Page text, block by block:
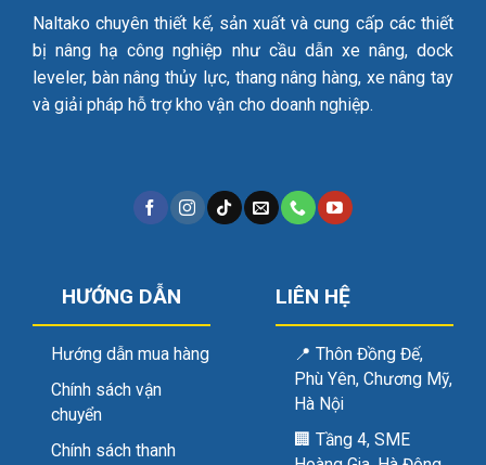
Naltako chuyên thiết kế, sản xuất và cung cấp các thiết
bị nâng hạ công nghiệp như cầu dẫn xe nâng, dock
leveler, bàn nâng thủy lực, thang nâng hàng, xe nâng tay
và giải pháp hỗ trợ kho vận cho doanh nghiệp.
HƯỚNG DẪN
Hướng dẫn mua hàng
Chính sách vận
chuyển
Chính sách thanh
LIÊN HỆ
📍 Thôn Đồng Đế,
Phù Yên, Chương Mỹ,
Hà Nội
🏢 Tầng 4, SME